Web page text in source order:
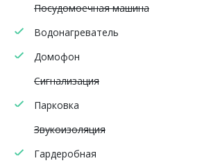
Посудомоечная машина
Водонагреватель
Домофон
Сигнализация
Парковка
Звукоизоляция
Гардеробная